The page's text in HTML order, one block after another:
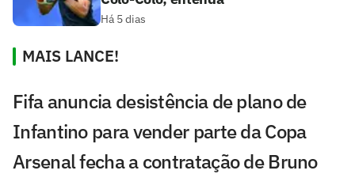
Há 5 dias
MAIS LANCE!
Fifa anuncia desistência de plano de
Infantino para vender parte da Copa
Arsenal fecha a contratação de Bruno